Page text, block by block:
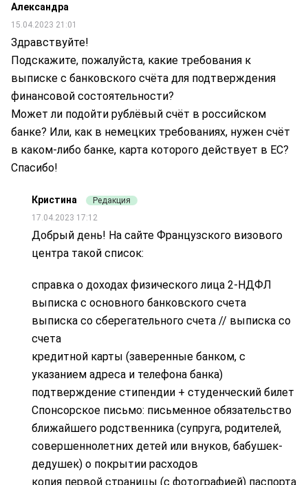
Александра
15.04.2023 21:01
Здравствуйте!
Подскажите, пожалуйста, какие требования к
выписке с банковского счёта для подтверждения
финансовой состоятельности?
Может ли подойти рублёвый счёт в российском
банке? Или, как в немецких требованиях, нужен счёт
в каком-либо банке, карта которого действует в ЕС?
Спасибо!
Кристина
Редакция
17.04.2023 17:12
Добрый день! На сайте Французского визового
центра такой список:
справка о доходах физического лица 2-НДФЛ
выписка с основного банковского счета
выписка со сберегательного счета // выписка со
счета
кредитной карты (заверенные банком, с
указанием адреса и телефона банка)
подтверждение стипендии + студенческий билет
Спонсорское письмо: письменное обязательство
ближайшего родственника (супруга, родителей,
совершеннолетних детей или внуков, бабушек-
дедушек) о покрытии расходов
копия первой страницы (с фотографией) паспорта